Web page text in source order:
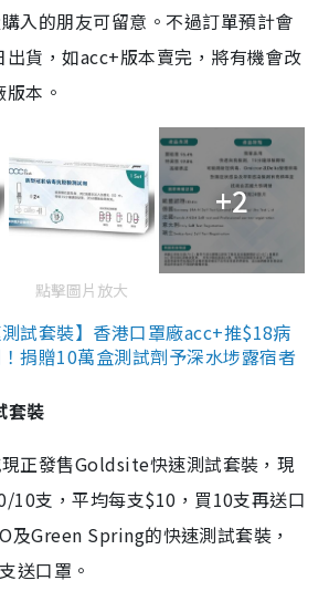
入的朋友可留意。不過訂單預計會
貨，如acc+版本賣完，將有機會改
本。
+2
點擊圖片放大
試套裝】香港口罩廠acc+推$18病
捐贈10萬盒測試劑予深水埗露宿者
套裝
正發售Goldsite快速測試套裝，現
10支，平均每支$10，買10支再送口
及Green Spring的快速測試套裝，
送口罩。